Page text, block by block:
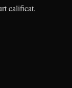
calificat.